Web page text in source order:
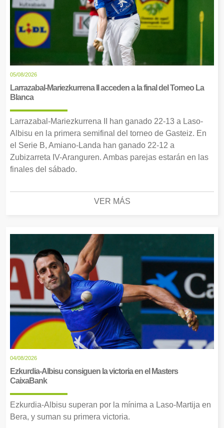
05/08/2026
Larrazabal-Mariezkurrena II acceden a la final del Torneo La
Blanca
Larrazabal-Mariezkurrena II han ganado 22-13 a Laso-
Albisu en la primera semifinal del torneo de Gasteiz. En
el Serie B, Amiano-Landa han ganado 22-12 a
Zubizarreta IV-Aranguren. Ambas parejas estarán en las
finales del sábado.
VER MÁS
04/08/2026
Ezkurdia-Albisu consiguen la victoria en el Masters
CaixaBank
Ezkurdia-Albisu superan por la mínima a Laso-Martija en
Bera, y suman su primera victoria.